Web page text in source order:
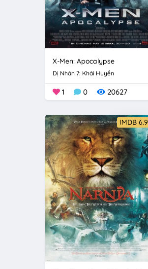
X-Men: Apocalypse
Dị Nhân 7: Khải Huyền
1 0 20627
IMDB 6.9